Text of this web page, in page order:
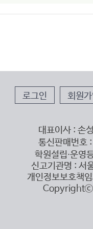
로그인 회원가
대표이사 :
통신판매번
학원설립∙운영
신고기관명 : 서
개인정보보호책